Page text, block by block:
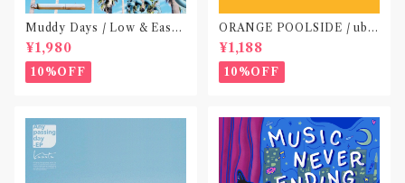
Muddy Days / Low & Easy
Life〝東京〟
¥1,980
10%OFF
ORANGE POOLSIDE / ubu
(CD作品)〝神奈川・厚木〟
¥1,188
10%OFF